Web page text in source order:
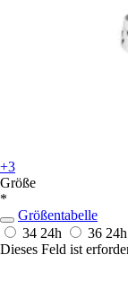
+3
Größe
*
Größentabelle
34 24h 36 24h
Dieses Feld ist